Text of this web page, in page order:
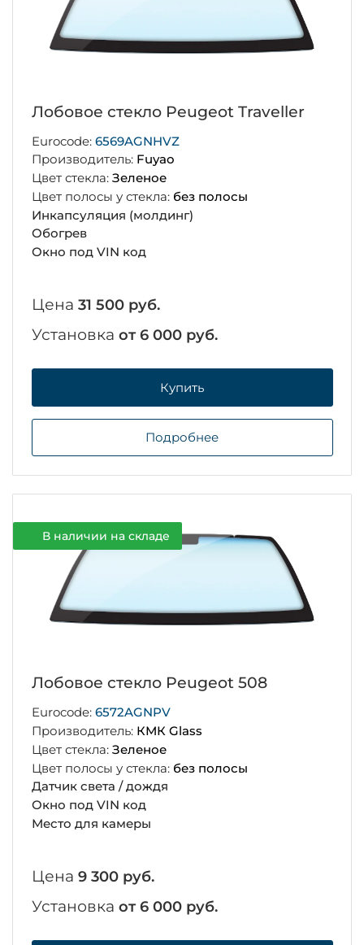
Лобовое стекло Peugeot Traveller
Eurocode: 6569AGNHVZ
Производитель: Fuyao
Цвет стекла: Зеленое
Цвет полосы у стекла: без полосы
Инкапсуляция (молдинг)
Обогрев
Окно под VIN код
Цена 31 500 руб.
Установка от 6 000 руб.
Купить
Подробнее
В наличии на складе
Лобовое стекло Peugeot 508
Eurocode: 6572AGNPV
Производитель: КМК Glass
Цвет стекла: Зеленое
Цвет полосы у стекла: без полосы
Датчик света / дождя
Окно под VIN код
Место для камеры
Цена 9 300 руб.
Установка от 6 000 руб.